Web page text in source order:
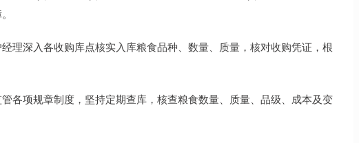
深入各收购库点核实入库粮食品种、数量、质量，核对收购凭证，根
项规章制度，坚持定期查库，核查粮食数量、质量、品级、成本及变